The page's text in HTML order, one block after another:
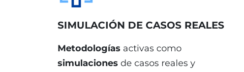
SIMULACIÓN DE CASOS REALES
Metodologías activas como
simulaciones de casos reales y